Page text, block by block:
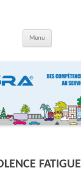
Menu
FATIGUE